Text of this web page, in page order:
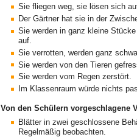
Sie fliegen weg, sie lösen sich
Der Gärtner hat sie in der
Sie werden in ganz kleine
auf.
Sie verrotten, werden ganz
Sie werden von den Tieren
Sie werden vom Regen zerstört.
Im Klassenraum würde nichts
Von den Schülern vorgeschlagene
Blätter in zwei geschlossene
Regelmäßig beobachten.